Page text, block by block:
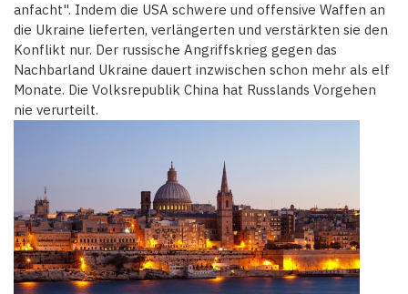
anfacht". Indem die USA schwere und offensive Waffen an
die Ukraine lieferten, verlängerten und verstärkten sie den
Konflikt nur. Der russische Angriffskrieg gegen das
Nachbarland Ukraine dauert inzwischen schon mehr als elf
Monate. Die Volksrepublik China hat Russlands Vorgehen
nie verurteilt.